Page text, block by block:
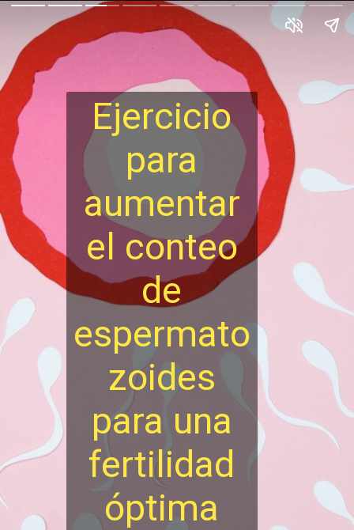
Ejercicio
para
aumentar
el conteo
de
espermato
zoides
para una
fertilidad
óptima